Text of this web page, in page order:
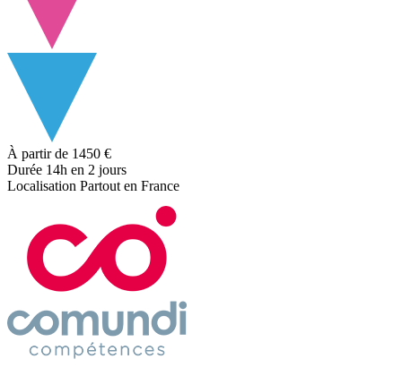
À partir de 1450 €
Durée 14h en 2 jours
Localisation Partout en France